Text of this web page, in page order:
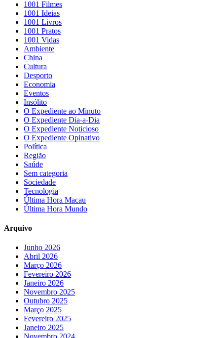
1001 Filmes
1001 Ideias
1001 Livros
1001 Pratos
1001 Vidas
Ambiente
China
Cultura
Desporto
Economia
Eventos
Insólito
O Expediente ao Minuto
O Expediente Dia-a-Dia
O Expediente Noticioso
O Expediente Opinativo
Política
Região
Saúde
Sem categoria
Sociedade
Tecnologia
Última Hora Macau
Última Hora Mundo
Arquivo
Junho 2026
Abril 2026
Março 2026
Fevereiro 2026
Janeiro 2026
Novembro 2025
Outubro 2025
Março 2025
Fevereiro 2025
Janeiro 2025